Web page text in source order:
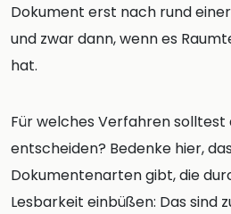
Dokument erst nach rund
und zwar dann, wenn es
hat.
Für welches Verfahren solltest
entscheiden? Bedenke hier,
Dokumentenarten gibt, die
Lesbarkeit einbüßen: Das sind